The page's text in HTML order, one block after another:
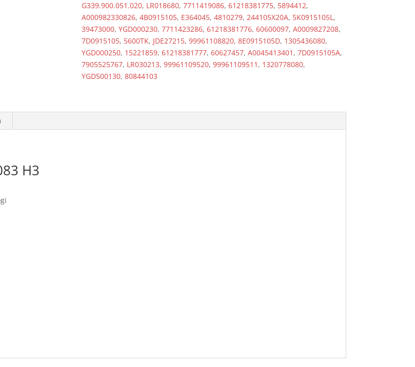
G339.900.051.020, LR018680, 7711419086, 61218381775, 5894412,
A000982330826, 4B0915105, E364045, 4810279, 244105X20A, 5K0915105L,
39473000, YGD000230, 7711423286, 61218381776, 60600097, A0009827208,
7D0915105, 5600TK, JDE27215, 99961108820, 8E0915105D, 1305436080,
YGD000250, 15221859, 61218381777, 60627457, A0045413401 , 7D0915105A,
7905525767, LR030213, 99961109520, 99961109511 , 1320778080,
YGD500130, 80844103
H3